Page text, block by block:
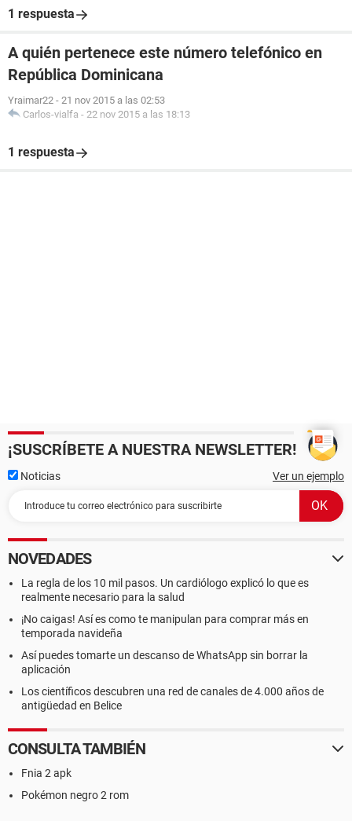
1 respuesta
A quién pertenece este número telefónico en
República Dominicana
Yraimar22 - 21 nov 2015 a las 02:53
Carlos-vialfa - 22 nov 2015 a las 18:13
1 respuesta
¡SUSCRÍBETE A NUESTRA NEWSLETTER!
Noticias Ver un ejemplo
NOVEDADES
La regla de los 10 mil pasos. Un cardiólogo explicó lo que es
realmente necesario para la salud
¡No caigas! Así es como te manipulan para comprar más en
temporada navideña
Así puedes tomarte un descanso de WhatsApp sin borrar la
aplicación
Los científicos descubren una red de canales de 4.000 años de
antigüedad en Belice
CONSULTA TAMBIÉN
Fnia 2 apk
Pokémon negro 2 rom